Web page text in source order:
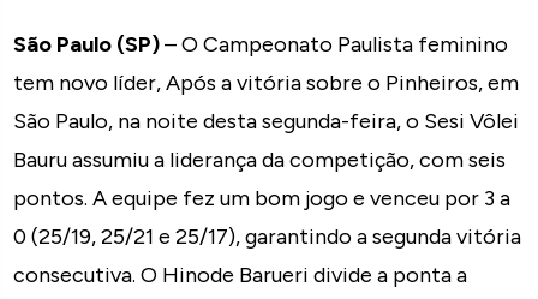
São Paulo (SP)– O Campeonato Paulista feminino
tem novo líder, Após a vitória sobre o Pinheiros, em
São Paulo, na noite desta segunda-feira, o Sesi Vôlei
Bauru assumiu a liderança da competição, com seis
pontos. A equipe fez um bom jogo e venceu por 3 a
0 (25/19, 25/21 e 25/17), garantindo a segunda vitória
consecutiva. O Hinode Barueri divide a ponta a